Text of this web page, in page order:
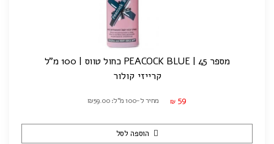
מספר 45 | PEACOCK BLUE כחול טווס | 100 מ"ל
קרייזי קולור
₪ 59 מחיר ל-100 מ"ל: ₪59.00
הוספה לסל